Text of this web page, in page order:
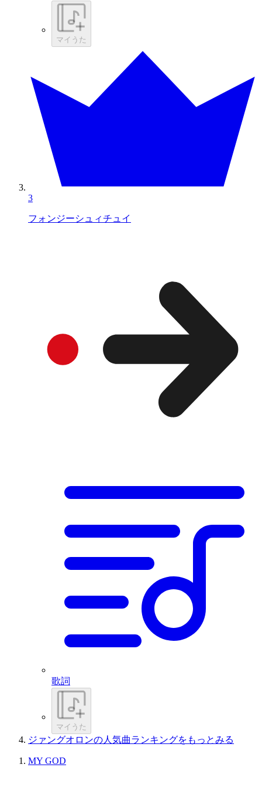
マイうた
3
フォンジーシュィチュイ
歌詞
マイうた
ジァングオロンの人気曲ランキングをもっとみる
MY GOD